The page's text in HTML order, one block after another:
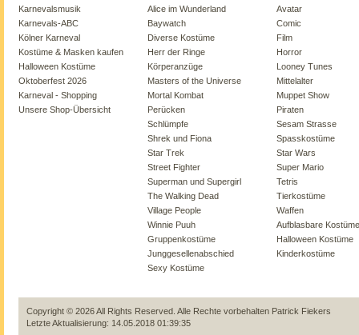
Karnevalsmusik
Karnevals-ABC
Kölner Karneval
Kostüme & Masken kaufen
Halloween Kostüme
Oktoberfest 2026
Karneval - Shopping
Unsere Shop-Übersicht
Alice im Wunderland
Avatar
Baywatch
Comic
Diverse Kostüme
Film
Herr der Ringe
Horror
Körperanzüge
Looney Tunes
Masters of the Universe
Mittelalter
Mortal Kombat
Muppet Show
Perücken
Piraten
Schlümpfe
Sesam Strasse
Shrek und Fiona
Spasskostüme
Star Trek
Star Wars
Street Fighter
Super Mario
Superman und Supergirl
Tetris
The Walking Dead
Tierkostüme
Village People
Waffen
Winnie Puuh
Aufblasbare Kostüme
Gruppenkostüme
Halloween Kostüme
Junggesellenabschied
Kinderkostüme
Sexy Kostüme
Copyright © 2026 All Rights Reserved. Alle Rechte vorbehalten Patrick Fiekers
Letzte Aktualisierung: 14.05.2018 01:39:35